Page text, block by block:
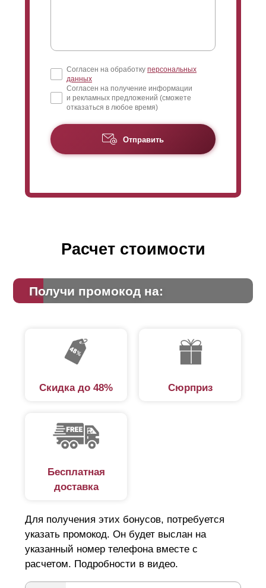
Согласен на обработку персональных
данных
Согласен на получение информации
и рекламных предложений (сможете
отказаться в любое время)
Отправить
Расчет стоимости
Получи промокод на:
Скидка до 48% Сюрприз
Бесплатная
доставка
Для получения этих бонусов, потребуется
указать промокод. Он будет выслан на
указанный номер телефона вместе с
расчетом. Подробности в видео.